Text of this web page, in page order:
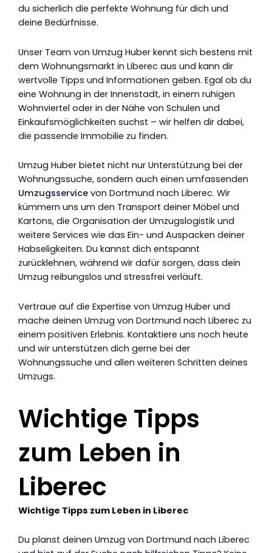
du sicherlich die perfekte Wohnung für dich und
deine Bedürfnisse.
Unser Team von Umzug Huber kennt sich bestens mit
dem Wohnungsmarkt in Liberec aus und kann dir
wertvolle Tipps und Informationen geben. Egal ob du
eine Wohnung in der Innenstadt, in einem ruhigen
Wohnviertel oder in der Nähe von Schulen und
Einkaufsmöglichkeiten suchst – wir helfen dir dabei,
die passende Immobilie zu finden.
Umzug Huber bietet nicht nur Unterstützung bei der
Wohnungssuche, sondern auch einen umfassenden
Umzugsservice von Dortmund nach Liberec. Wir
kümmern uns um den Transport deiner Möbel und
Kartons, die Organisation der Umzugslogistik und
weitere Services wie das Ein- und Auspacken deiner
Habseligkeiten. Du kannst dich entspannt
zurücklehnen, während wir dafür sorgen, dass dein
Umzug reibungslos und stressfrei verläuft.
Vertraue auf die Expertise von Umzug Huber und
mache deinen Umzug von Dortmund nach Liberec zu
einem positiven Erlebnis. Kontaktiere uns noch heute
und wir unterstützen dich gerne bei der
Wohnungssuche und allen weiteren Schritten deines
Umzugs.
Wichtige Tipps
zum Leben in
Liberec
Wichtige Tipps zum Leben in Liberec
Du planst deinen Umzug von Dortmund nach Liberec